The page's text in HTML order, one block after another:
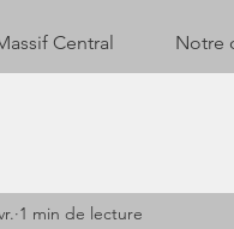
Central Notre
1 min de lecture